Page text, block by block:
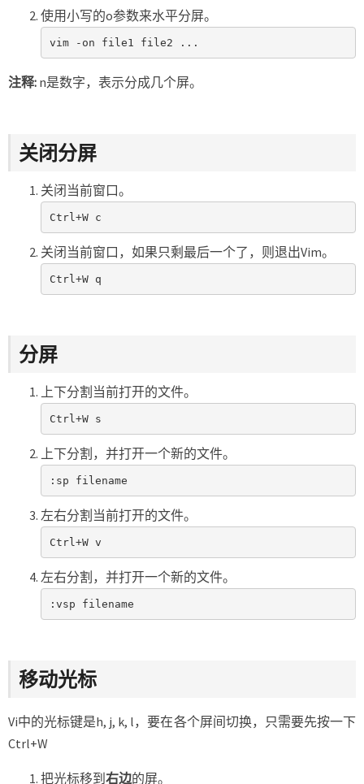
使用小写的o参数来水平分屏。
vim -on file1 file2 ...
注释: n是数字，表示分成几个屏。
关闭分屏
关闭当前窗口。
Ctrl+W c
关闭当前窗口，如果只剩最后一个了，则退出Vim。
Ctrl+W q
分屏
上下分割当前打开的文件。
Ctrl+W s
上下分割，并打开一个新的文件。
:sp filename
左右分割当前打开的文件。
Ctrl+W v
左右分割，并打开一个新的文件。
:vsp filename
移动光标
Vi中的光标键是h, j, k, l，要在各个屏间切换，只需要先按一下
Ctrl+W
把光标移到 右边的屏。